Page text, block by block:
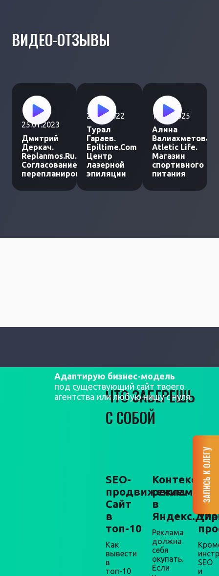
ВИДЕО-ОТЗЫВЫ
25.01.2023
Дмитрий
Деркач.
Replanmos.Ru.
Согласование
перепланировки
25.12.2022
Турал
Гараев.
Epiltime.Com
Центр
лазерной
эпиляции
19.02.2025
Алина
Валиахметова.
Atletic Life.
Магазин
спортивного
питания
ЧТО ЗАБЕРЕШЬ
С СОБОЙ
SEO-
продвижение.
Сайт
в
топ-10
Как
вывести
в
топ-10
реклама
в
Реклама
должна
себя
окупать.
Если
+
SEO
и
Адаптирую бизнес-модель
под существующий сайт твоего
агентства или любую нишу с нуля
ЗАПИСЬ К ОЛЕГУ